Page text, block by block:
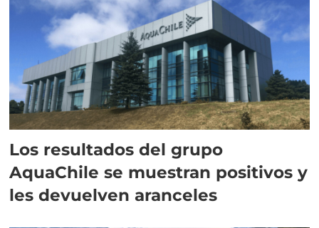
Los resultados del grupo
AquaChile se muestran positivos y
les devuelven aranceles